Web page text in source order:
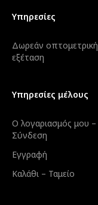
Υπηρεσίες
Δωρεάν οπτομετρική
εξέταση
Υπηρεσίες μέλους
Ο λογαριασμός μου –
Σύνδεση
Εγγραφή
Καλάθι – Ταμείο